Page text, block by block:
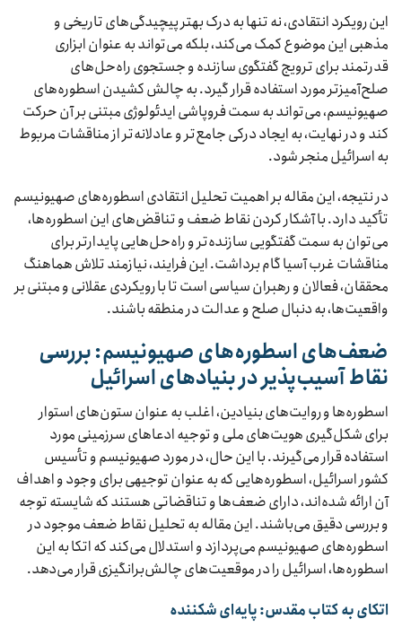
این رویکرد انتقادی، نه تنها به درک بهتر پیچیدگی‌های تاریخی و
مذهبی این موضوع کمک می‌کند، بلکه می‌تواند به عنوان ابزاری
قدرتمند برای ترویج گفتگوی سازنده و جستجوی راه‌حل‌های
صلح‌آمیزتر مورد استفاده قرار گیرد. به چالش کشیدن اسطوره‌های
صهیونیسم، می‌تواند به سمت فروپاشی ایدئولوژی مبتنی بر آن حرکت
کند و در نهایت، به ایجاد درکی جامع‌تر و عادلانه‌تر از مناقشات مربوط
به اسرائیل منجر شود.
در نتیجه، این مقاله بر اهمیت تحلیل انتقادی اسطوره‌های صهیونیسم
تأکید دارد. با آشکار کردن نقاط ضعف و تناقض‌های این اسطوره‌ها،
می‌توان به سمت گفتگویی سازنده‌تر و راه‌حل‌هایی پایدارتر برای
مناقشات غرب آسیا گام برداشت. این فرایند، نیازمند تلاش هماهنگ
محققان، فعالان و رهبران سیاسی است تا با رویکردی عقلانی و مبتنی بر
واقعیت‌ها، به دنبال صلح و عدالت در منطقه باشند.
ضعف‌های اسطوره‌های صهیونیسم: بررسی
نقاط آسیب‌پذیر در بنیادهای اسرائیل
اسطوره‌ها و روایت‌های بنیادین، اغلب به عنوان ستون‌های استوار
برای شکل‌گیری هویت‌های ملی و توجیه ادعاهای سرزمینی مورد
استفاده قرار می‌گیرند. با این حال، در مورد صهیونیسم و تأسیس
کشور اسرائیل، اسطوره‌هایی که به عنوان توجیهی برای وجود و اهداف
آن ارائه شده‌اند، دارای ضعف‌ها و تناقضاتی هستند که شایسته توجه
و بررسی دقیق می‌باشند. این مقاله به تحلیل نقاط ضعف موجود در
اسطوره‌های صهیونیسم می‌پردازد و استدلال می‌کند که اتکا به این
اسطوره‌ها، اسرائیل را در موقعیت‌های چالش‌برانگیزی قرار می‌دهد.
اتکای به کتاب مقدس: پایه‌ای شکننده